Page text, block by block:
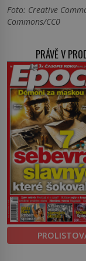
Foto: Creative
Commons/CC0
PRÁVĚ V